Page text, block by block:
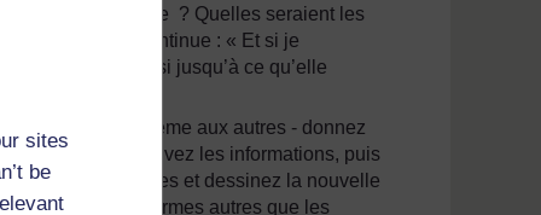
sites
be
vers la droite ? Quelles seraient les
elle continue : « Et si je
continue ainsi jusqu’à ce qu’elle
poser un problème aux autres - donnez
au triangle. Écrivez les informations, puis
translatées et dessinez la nouvelle
essayer des formes autres que les